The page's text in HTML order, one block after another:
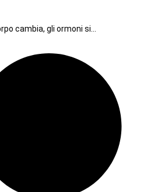
cambia, gli ormoni si…